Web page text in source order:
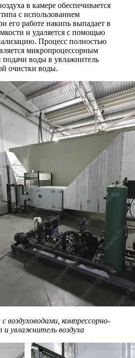
в камере обеспечивается
с использованием
его работе накипь выпадает в
и удаляется с помощью
Процесс полностью
микропроцессорным
воды в увлажнитель
очистки воды.
воздуховодами, компрессорно-
и увлажнитель воздуха